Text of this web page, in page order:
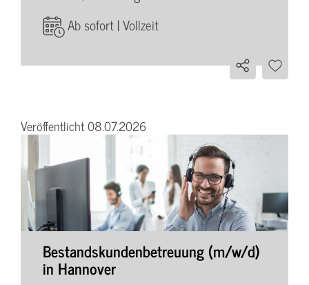
Ab sofort | Vollzeit
Veröffentlicht 08.07.2026
Bestandskundenbetreuung (m/w/d)
in Hannover